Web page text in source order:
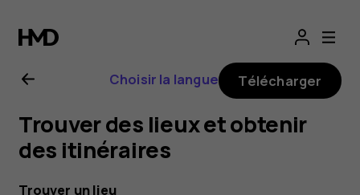
Guide
de
l'utilisateur
Nokia
Choisir la langue Télécharger
Trouver des lieux et obtenir
des itinéraires
Trouver un lieu